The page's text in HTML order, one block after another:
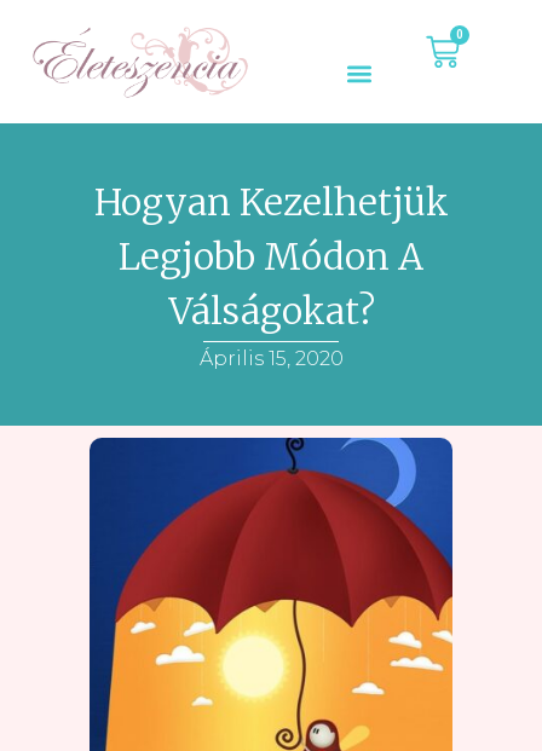
0
Hogyan Kezelhetjük
Legjobb Módon A
Válságokat?
Április 15, 2020